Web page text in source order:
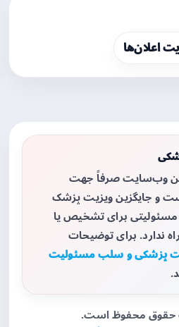
اعلان‌ها
وب‌سایت صرفاً جهت
و جایگزین ویزیت پزشک
برای تشخیص یا
ندارد. برای توضیحات
پزشکی و سلب مسئولیت